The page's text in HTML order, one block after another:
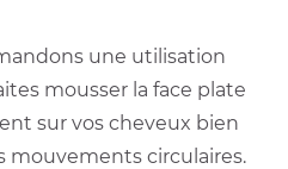
une utilisation
mousser la face plate
sur vos cheveux bien
mouvements circulaires.